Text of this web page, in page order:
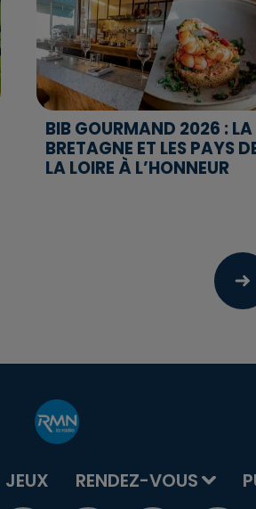
BIB GOURMAND 2026 : LA
BRETAGNE ET LES PAYS
LA LOIRE À L’HONNEUR
JEUX RENDEZ-VOUS